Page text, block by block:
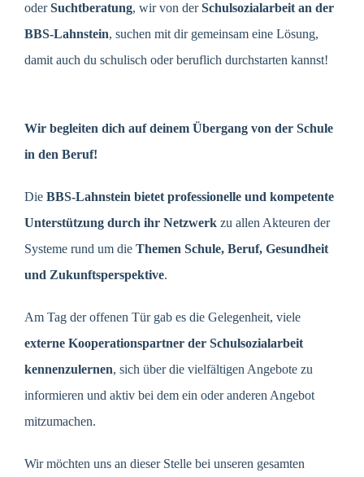
oderSuchtberatung, wir von derSchulsozialarbeit an der
BBS-Lahnstein, suchen mit dir gemeinsam eine Lösung,
damit auch du schulisch oder beruflich durchstarten kannst!
Wir begleiten dich auf deinem Übergang von der Schule
in den Beruf!
Die BBS-Lahnstein bietet professionelle und kompetente
Unterstützung durch ihr Netzwerk zu allen Akteuren der
Systeme rund um die Themen Schule, Beruf, Gesundheit
und Zukunftsperspektive.
Am Tag der offenen Tür gab es die Gelegenheit, viele
externe Kooperationspartner der Schulsozialarbeit
kennenzulernen, sich über die vielfältigen Angebote zu
informieren und aktiv bei dem ein oder anderen Angebot
mitzumachen.
Wir möchten uns an dieser Stelle bei unseren gesamten